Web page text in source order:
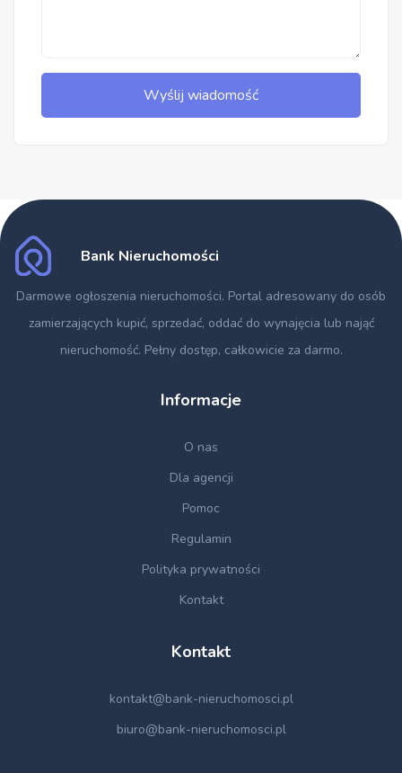
Wyślij wiadomość
Bank Nieruchomości
Darmowe ogłoszenia nieruchomości. Portal adresowany do osób
zamierzających kupić, sprzedać, oddać do wynajęcia lub nająć
nieruchomość. Pełny dostęp, całkowicie za darmo.
Informacje
O nas
Dla agencji
Pomoc
Regulamin
Polityka prywatności
Kontakt
Kontakt
kontakt@bank-nieruchomosci.pl
biuro@bank-nieruchomosci.pl